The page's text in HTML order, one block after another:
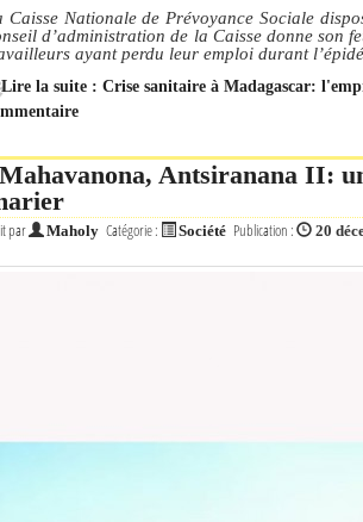
Caisse Nationale de Prévoyance Sociale
d’administration de la Caisse donne son
ayant perdu leur emploi durant
Lire la suite : Crise sanitaire à Madagascar:
Mahavanona, Antsiranana II:
par Maholy Catégorie : Société Publication : 20